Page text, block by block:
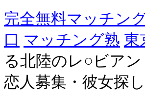
完全無料マッチン
口 マッチング熟 東
る北陸のレ○ビア
恋人募集・彼女探し